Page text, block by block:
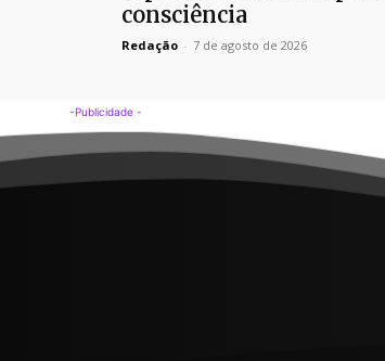
consciência
Redação - 7 de agosto de 2026
-Publicidade -